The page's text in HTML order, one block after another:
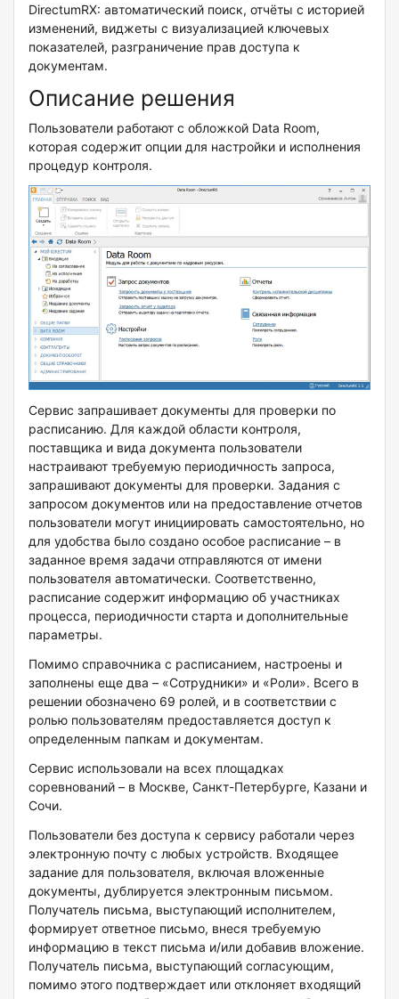
DirectumRX: автоматический поиск, отчёты с историей
изменений, виджеты с визуализацией ключевых
показателей, разграничение прав доступа к
документам.
Описание решения
Пользователи работают с обложкой Data Room,
которая содержит опции для настройки и исполнения
процедур контроля.
Сервис запрашивает документы для проверки по
расписанию. Для каждой области контроля,
поставщика и вида документа пользователи
настраивают требуемую периодичность запроса,
запрашивают документы для проверки. Задания с
запросом документов или на предоставление отчетов
пользователи могут инициировать самостоятельно, но
для удобства было создано особое расписание – в
заданное время задачи отправляются от имени
пользователя автоматически. Соответственно,
расписание содержит информацию об участниках
процесса, периодичности старта и дополнительные
параметры.
Помимо справочника с расписанием, настроены и
заполнены еще два – «Сотрудники» и «Роли». Всего в
решении обозначено 69 ролей, и в соответствии с
ролью пользователям предоставляется доступ к
определенным папкам и документам.
Сервис использовали на всех площадках
соревнований – в Москве, Санкт-Петербурге, Казани и
Сочи.
Пользователи без доступа к сервису работали через
электронную почту с любых устройств. Входящее
задание для пользователя, включая вложенные
документы, дублируется электронным письмом.
Получатель письма, выступающий исполнителем,
формирует ответное письмо, внеся требуемую
информацию в текст письма и/или добавив вложение.
Получатель письма, выступающий согласующим,
помимо этого подтверждает или отклоняет входящий